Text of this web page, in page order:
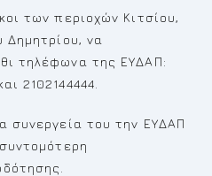
των περιοχών Κιτσίου,
Δημητρίου, να
τηλέφωνα της ΕΥΔΑΠ:
2102144444.
συνεργεία του την ΕΥΔΑΠ